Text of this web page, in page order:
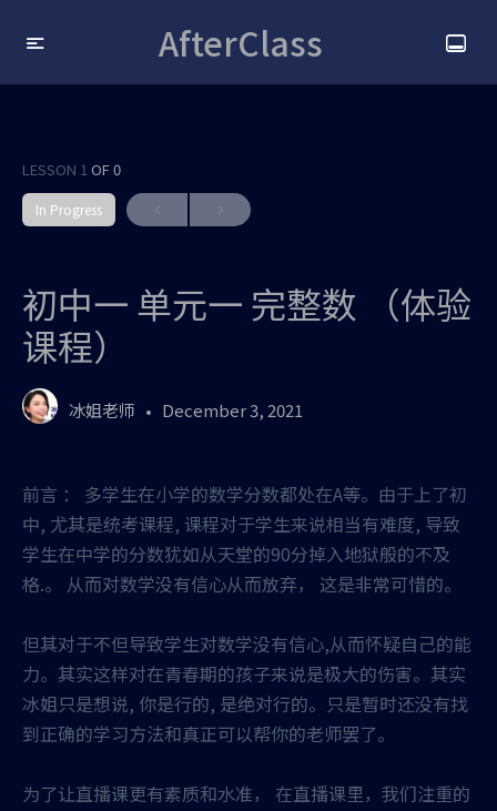
AfterClass
LESSON 1OF 0
In Progress
初中一 单元一 完整数 （体验
课程）
冰姐老师 December 3, 2021
前言 ： 多学生在小学的数学分数都处在A等。由于上了初
中, 尤其是统考课程, 课程对于学生来说相当有难度, 导致
学生在中学的分数犹如从天堂的90分掉入地狱般的不及
格.。 从而对数学没有信心从而放弃， 这是非常可惜的。
但其对于不但导致学生对数学没有信心,从而怀疑自己的能
力。其实这样对在青春期的孩子来说是极大的伤害。其实
冰姐只是想说, 你是行的, 是绝对行的。只是暂时还没有找
到正确的学习方法和真正可以帮你的老师罢了。
为了让直播课更有素质和水准， 在直播课里，我们注重的